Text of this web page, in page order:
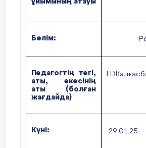
ұйымының атауы
Бөлім:
Педагогтің тегі,
аты, әкесінің
аты (болған
жағдайда)
Күні: 29.01.25